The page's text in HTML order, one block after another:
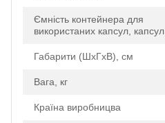
Ємність контейнера для
використаних капсул, капсул
Габарити (ШхГхВ), см
Вага, кг
Країна виробницва